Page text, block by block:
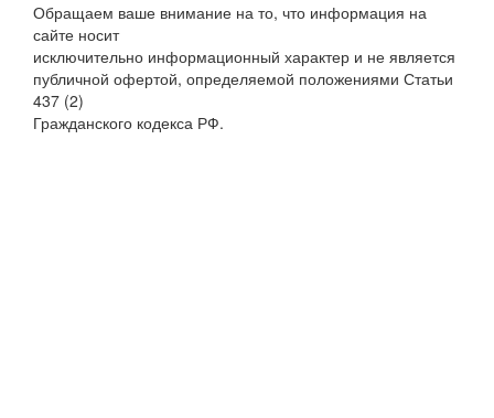
Обращаем ваше внимание на то, что информация на
сайте носит
исключительно информационный характер и не является
публичной офертой, определяемой положениями Статьи
437 (2)
Гражданского кодекса РФ.